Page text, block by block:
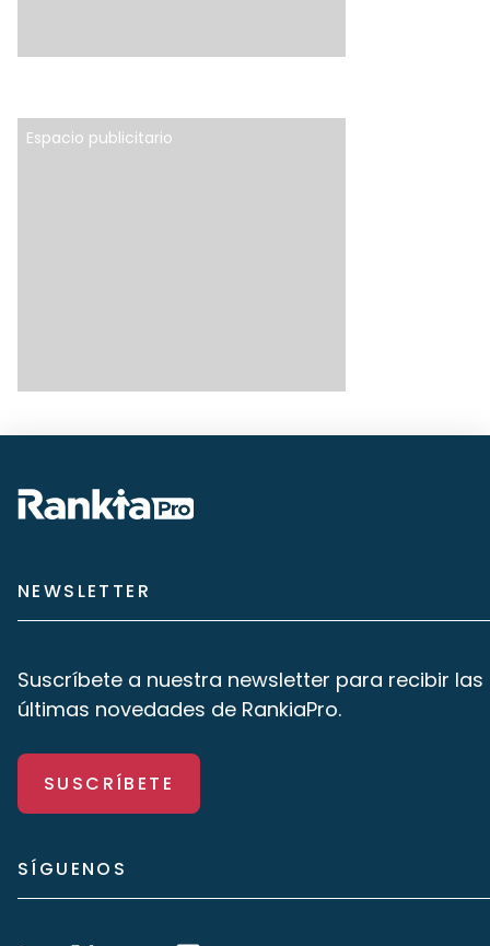
Espacio publicitario
NEWSLETTER
Suscríbete a nuestra newsletter para recibir las
últimas novedades de RankiaPro.
SUSCRÍBETE
SÍGUENOS